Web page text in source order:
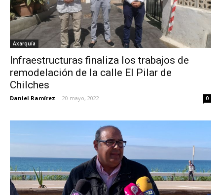
Axarquía
Infraestructuras finaliza los trabajos de
remodelación de la calle El Pilar de
Chilches
Daniel Ramírez - 20 mayo, 2022 0